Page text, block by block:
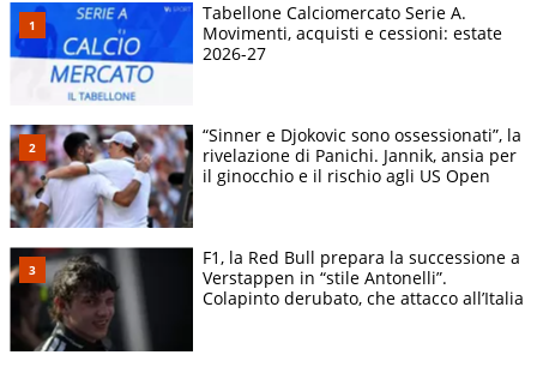
Tabellone Calciomercato Serie A.
Movimenti, acquisti e cessioni: estate
2026-27
“Sinner e Djokovic sono ossessionati”, la
rivelazione di Panichi. Jannik, ansia per
il ginocchio e il rischio agli US Open
F1, la Red Bull prepara la successione a
Verstappen in “stile Antonelli”.
Colapinto derubato, che attacco all’Italia